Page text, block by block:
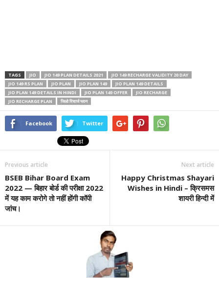
TAGS JIO JIO 149 PLAN DETAILS 2021
JIO 149 RECHARGE VALIDITY 20 DAY
JIO 149 RS PLAN
JIO PLAN JIO PLAN 149
JIO PLAN 149 DETAILS
JIO PLAN 149 DETAILS IN HINDI
JIO PLAN 149 OFFER
JIO RECHARGE
JIO RECHARGE PLAN
जिओ रिचार्ज प्लान
Facebook Twitter
Previous article
BSEB Bihar Board Exam
2022 — बिहार बोर्ड की परीक्षा 2022
में यह काम करोगे तो नहीं होंगी कॉपी
जांच।
Next article
Happy Christmas Shayari
Wishes in Hindi – क्रिसमस
शायरी हिन्दी में